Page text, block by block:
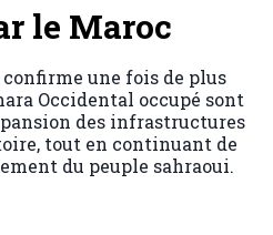
le Maroc
une fois de plus
Occidental occupé sont
des infrastructures
tout en continuant de
du peuple sahraoui.